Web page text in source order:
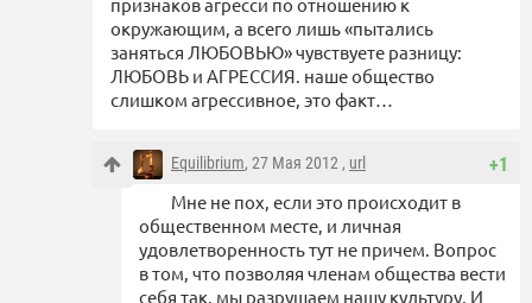
окружающим, а всего лишь «пытались
заняться ЛЮБОВЬЮ» чувствуете разницу:
ЛЮБОВЬ и АГРЕССИЯ. наше общество
слишком агрессивное, это факт…
+1
Equilibrium, 27 Мая 2012 , url
Мне не пох, если это происходит в
общественном месте, и личная
удовлетворенность тут не причем. Вопрос
в том, что позволяя членам общества вести
себя так, мы разрушаем нашу культуру. И